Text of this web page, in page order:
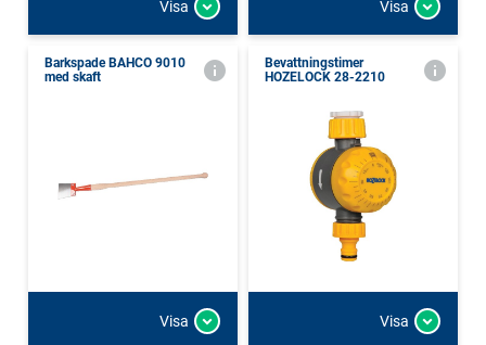
Visa Visa
Barkspade BAHCO 9010
med skaft
Visa
Bevattningstimer
HOZELOCK 28-2210
Visa